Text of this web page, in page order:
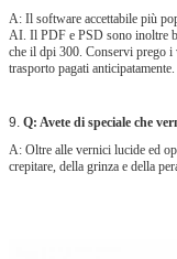
A: Il software accettabile più
AI. Il PDF e PSD sono inoltre
che il dpi 300. Conservi prego
trasporto pagati anticipatamente.
9. Q: Avete di speciale che
A: Oltre alle vernici lucide ed
crepitare, della grinza e della